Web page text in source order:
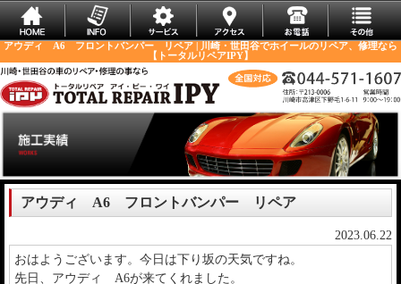
アウディ A6 フロントバンパー リペア | 川崎・世田谷でホイールのリペア、修理なら
【トータルリペアIPY】
アウディ A6 フロントバンパー リペア
2023.06.22
おはようございます。今日は下り坂の天気ですね。
先日、アウディ A6が来てくれました。